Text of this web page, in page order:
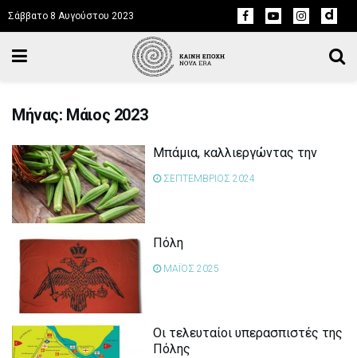
Σάββατο 8 Αυγούστου 2023
Μήνας: Μάιος 2023
Mπάμια, καλλιεργώντας την
ΣΕΠΤΕΜΒΡΙΟΣ 2024
Πόλη
ΜΑΪΟΣ 2025
Οι τελευταίοι υπερασπιστές της
Πόλης